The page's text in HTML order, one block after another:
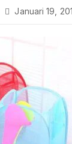
Januari 19,